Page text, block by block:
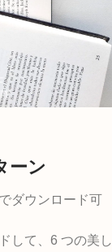
ーン
ダウンロード可
して、6 つの美し